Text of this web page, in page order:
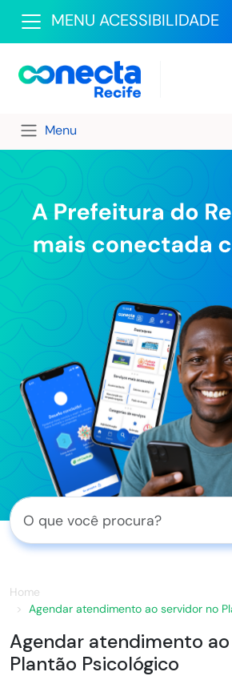
MENU ACESSIBILIDADE
Menu
Home
Agendar atendimento ao servidor no
Agendar atendimento
Plantão Psicológico